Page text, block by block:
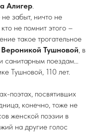
Алигер.
забыт, ничто не
не помнит этого –
такое трогательное
Вероникой Тушновой, в
санитарным поездам…
Тушновой, 110 лет.
поэтах, посвятивших
конечно, тоже не
женской поэзии в
на другие голос